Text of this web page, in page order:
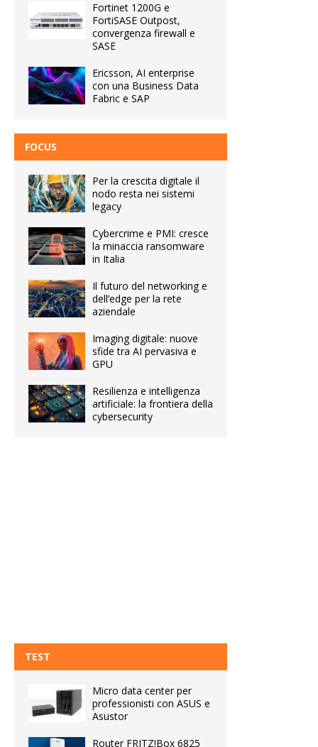
Fortinet 1200G e
FortiSASE Outpost,
convergenza firewall e
SASE
Ericsson, AI enterprise
con una Business Data
Fabric e SAP
FOCUS
Per la crescita digitale il
nodo resta nei sistemi
legacy
Cybercrime e PMI: cresce
la minaccia ransomware
in Italia
Il futuro del networking e
dell’edge per la rete
aziendale
Imaging digitale: nuove
sfide tra AI pervasiva e
GPU
Resilienza e intelligenza
artificiale: la frontiera della
cybersecurity
TEST
Micro data center per
professionisti con ASUS e
Asustor
Router FRITZ!Box 6825